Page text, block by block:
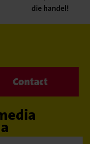
die handel!
Contact